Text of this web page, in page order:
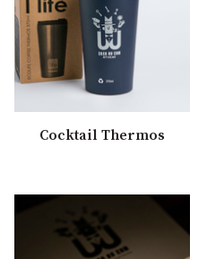
Cocktail Thermos